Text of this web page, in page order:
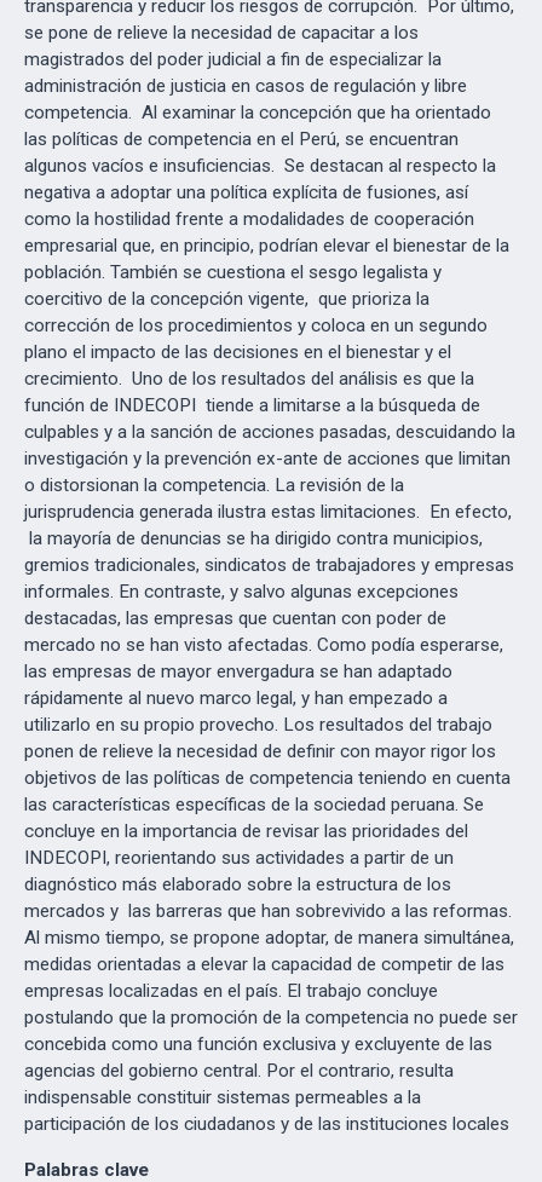
transparencia y reducir los riesgos de corrupción. Por último,
se pone de relieve la necesidad de capacitar a los
magistrados del poder judicial a fin de especializar la
administración de justicia en casos de regulación y libre
competencia. Al examinar la concepción que ha orientado
las políticas de competencia en el Perú, se encuentran
algunos vacíos e insuficiencias. Se destacan al respecto la
negativa a adoptar una política explícita de fusiones, así
como la hostilidad frente a modalidades de cooperación
empresarial que, en principio, podrían elevar el bienestar de la
población. También se cuestiona el sesgo legalista y
coercitivo de la concepción vigente, que prioriza la
corrección de los procedimientos y coloca en un segundo
plano el impacto de las decisiones en el bienestar y el
crecimiento. Uno de los resultados del análisis es que la
función de INDECOPI tiende a limitarse a la búsqueda de
culpables y a la sanción de acciones pasadas, descuidando la
investigación y la prevención ex-ante de acciones que limitan
o distorsionan la competencia. La revisión de la
jurisprudencia generada ilustra estas limitaciones. En efecto,
la mayoría de denuncias se ha dirigido contra municipios,
gremios tradicionales, sindicatos de trabajadores y empresas
informales. En contraste, y salvo algunas excepciones
destacadas, las empresas que cuentan con poder de
mercado no se han visto afectadas. Como podía esperarse,
las empresas de mayor envergadura se han adaptado
rápidamente al nuevo marco legal, y han empezado a
utilizarlo en su propio provecho. Los resultados del trabajo
ponen de relieve la necesidad de definir con mayor rigor los
objetivos de las políticas de competencia teniendo en cuenta
las características específicas de la sociedad peruana. Se
concluye en la importancia de revisar las prioridades del
INDECOPI, reorientando sus actividades a partir de un
diagnóstico más elaborado sobre la estructura de los
mercados y las barreras que han sobrevivido a las reformas.
Al mismo tiempo, se propone adoptar, de manera simultánea,
medidas orientadas a elevar la capacidad de competir de las
empresas localizadas en el país. El trabajo concluye
postulando que la promoción de la competencia no puede ser
concebida como una función exclusiva y excluyente de las
agencias del gobierno central. Por el contrario, resulta
indispensable constituir sistemas permeables a la
participación de los ciudadanos y de las instituciones locales
Palabras clave